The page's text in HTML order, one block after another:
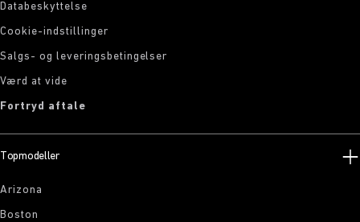
Databeskyttelse
Cookie-indstillinger
Salgs- og leveringsbetingelser
Værd at vide
Fortryd aftale
Topmodeller
Arizona
Boston